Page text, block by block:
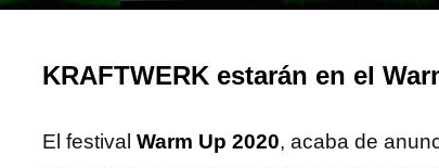
KRAFTWERK estarán en el
El festival Warm Up 2020, acaba de